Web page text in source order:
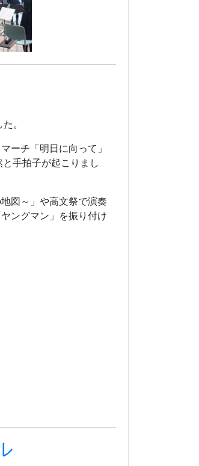
。
ーチ「明日に向って」
手拍子が起こりまし
図～」や高文祭で演奏
ングマン」を振り付け